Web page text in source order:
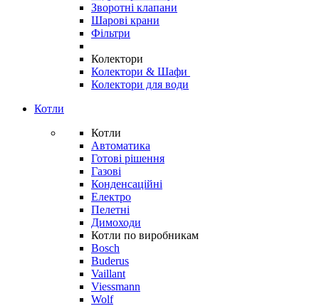
Зворотні клапани
Шарові крани
Фільтри
Колектори
Колектори & Шафи
Колектори для води
Котли
Котли
Автоматика
Готові рішення
Газові
Конденсаційні
Електро
Пелетні
Димоходи
Котли по виробникам
Bosch
Buderus
Vaillant
Viessmann
Wolf